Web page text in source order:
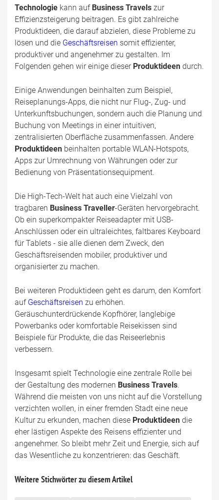
Technologie kann auf Business Travels zur
Effizienzsteigerung beitragen. Es gibt zahlreiche
Produktideen, die darauf abzielen, diese Probleme zu
lösen und die Geschäftsreisen somit effizienter,
produktiver und angenehmer zu gestalten. Im
Folgenden gehen wir einige dieser Produktideen durch.
Einige Anwendungen beinhalten zum Beispiel,
Reiseplanungs-Apps, die nicht nur Flug-, Zug- und
Unterkunftsbuchungen, sondern auch die Planung und
Buchung von Meetings in einer intuitiven,
zentralisierten Oberfläche zusammenfassen. Andere
Produktideen beinhalten portable WLAN-Hotspots,
Apps zur Umrechnung von Währungen oder zur
Bedienung von Präsentationsequipment.
Die High-Tech-Welt hat auch eine Vielzahl von
tragbaren Business Traveller-Geräten hervorgebracht.
Ob ein superkompakter Reiseadapter mit USB-
Anschlüssen oder ein ultraleichtes, faltbares Keyboard
für Tablets - sie alle dienen dem Zweck, den
Geschäftsreisenden mobiler, produktiver und
organisierter zu machen.
Bei weiteren Produktideen geht es darum, den Komfort
auf Geschäftsreisen zu erhöhen.
Geräuschunterdrückende Kopfhörer, langlebige
Powerbanks oder komfortable Reisekissen sind
Beispiele für Produkte, die das Reiseerlebnis
verbessern.
Insgesamt spielt Technologie eine zentrale Rolle bei
der Gestaltung des modernen Business Travels.
Während die meisten von uns nicht auf die Vorstellung
verzichten wollen, in einer fremden Stadt eine neue
Kultur zu erkunden, machen diese Produktideen die
eher lästigen Aspekte des Reisens effizienter und
angenehmer. So bleibt mehr Zeit und Energie, sich auf
das Wesentliche zu konzentrieren: das Geschäft.
Weitere Stichwörter zu diesem Artikel